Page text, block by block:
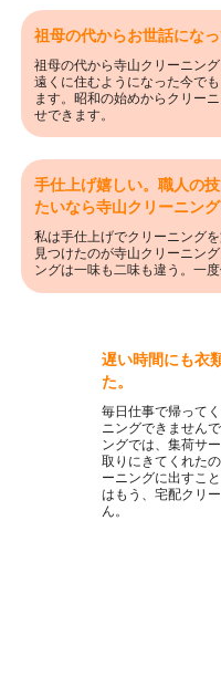
祖母の代からお世話にな
祖母の代から寺山クリーニン
遠くに住むようになった今で
ます。昭和の始めからクリー
せできます。
手仕上げ嬉しい。職人の
たいなら寺山クリーニング
私は手仕上げでクリーニング
見つけたのが寺山クリーニン
ングは一味も二味も違う。一
遅い時間にも衣
た。
毎日仕事で帰って
ニングできません
ングでは、集荷サ
取りにきてくれた
ーニングに出すこ
はもう、宅配クリ
ん。